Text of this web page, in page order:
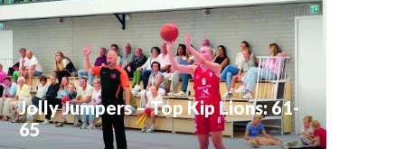
Jolly Jumpers – Top Kip Lions: 61-
65